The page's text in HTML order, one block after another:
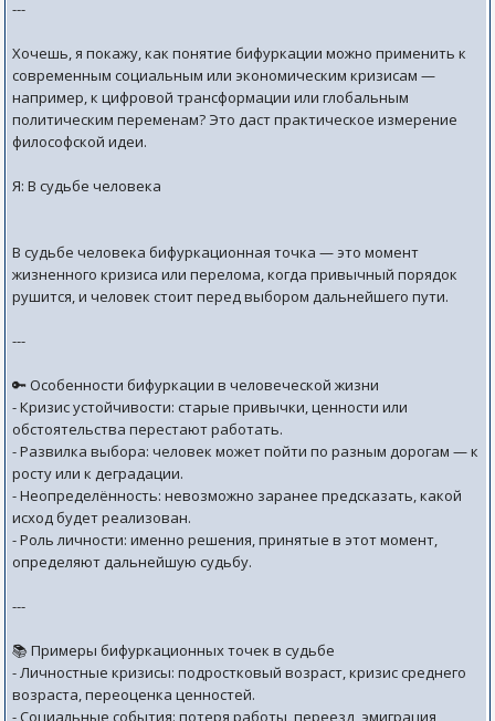
---
Хочешь, я покажу, как понятие бифуркации можно применить к
современным социальным или экономическим кризисам —
например, к цифровой трансформации или глобальным
политическим переменам? Это даст практическое измерение
философской идеи.
Я: В судьбе человека
В судьбе человека бифуркационная точка — это момент
жизненного кризиса или перелома, когда привычный порядок
рушится, и человек стоит перед выбором дальнейшего пути.
---
🔑 Особенности бифуркации в человеческой жизни
- Кризис устойчивости: старые привычки, ценности или
обстоятельства перестают работать.
- Развилка выбора: человек может пойти по разным дорогам — к
росту или к деградации.
- Неопределённость: невозможно заранее предсказать, какой
исход будет реализован.
- Роль личности: именно решения, принятые в этот момент,
определяют дальнейшую судьбу.
---
📚 Примеры бифуркационных точек в судьбе
- Личностные кризисы: подростковый возраст, кризис среднего
возраста, переоценка ценностей.
- Социальные события: потеря работы, переезд, эмиграция,